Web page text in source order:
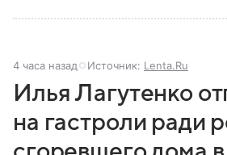
4 часа назад Источник: Lenta.Ru
Илья Лагутенко
на гастроли ради